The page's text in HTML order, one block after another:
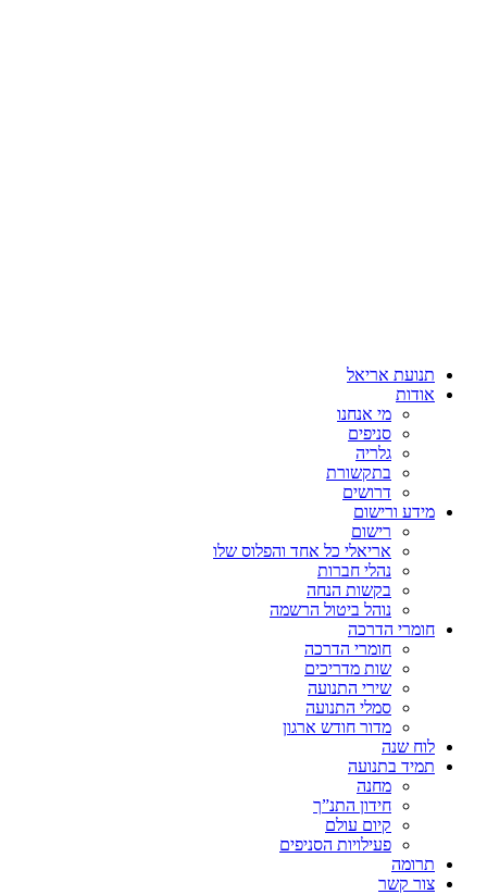
תנועת אריאל
אודות
מי אנחנו
סניפים
גלריה
בתקשורת
דרושים
מידע ורישום
רישום
אריאלי כל אחד והפלוס שלו
נהלי חברות
בקשות הנחה
נוהל ביטול הרשמה
חומרי הדרכה
חומרי הדרכה
שות מדריכים
שירי התנועה
סמלי התנועה
מדור חודש ארגון
לוח שנה
תמיד בתנועה
מחנה
חידון התנ”ך
קיום עולם
פעילויות הסניפים
תרומה
צור קשר